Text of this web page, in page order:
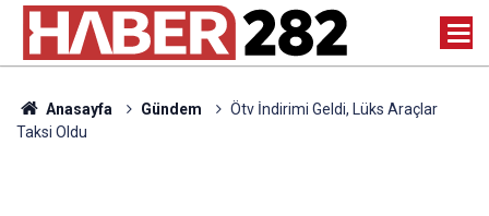
Anasayfa Gündem
Ötv İndirimi Geldi, Lüks Araçlar
Taksi Oldu